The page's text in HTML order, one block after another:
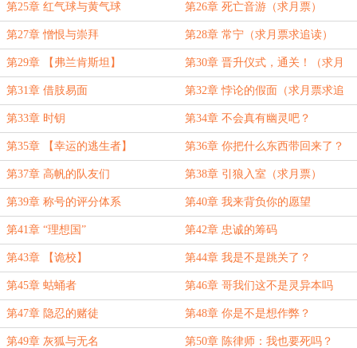
第25章 红气球与黄气球 第26章 死亡音游（求月票）
第27章 憎恨与崇拜 第28章 常宁（求月票求追读）
第29章 【弗兰肯斯坦】 第30章 晋升仪式，通关！（求月
票）
第31章 借肢易面 第32章 悖论的假面（求月票求追
读）
第33章 时钥 第34章 不会真有幽灵吧？
第35章 【幸运的逃生者】 第36章 你把什么东西带回来了？
第37章 高帆的队友们 第38章 引狼入室（求月票）
第39章 称号的评分体系 第40章 我来背负你的愿望
第41章 “理想国” 第42章 忠诚的筹码
第43章 【诡校】 第44章 我是不是跳关了？
第45章 蛄蛹者 第46章 哥我们这不是灵异本吗
第47章 隐忍的赌徒 第48章 你是不是想作弊？
第49章 灰狐与无名 第50章 陈律师：我也要死吗？